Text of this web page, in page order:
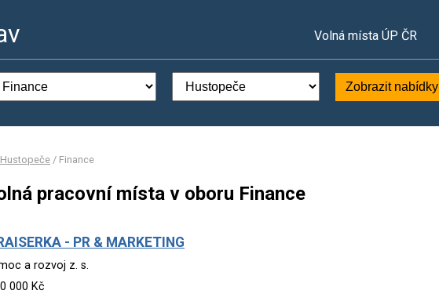
Volná místa ÚP ČR
Zobrazit nabídky
Hustopeče / Finance
pracovní místa v oboru Finance
- PR & MARKETING
a rozvoj z. s.
000 Kč